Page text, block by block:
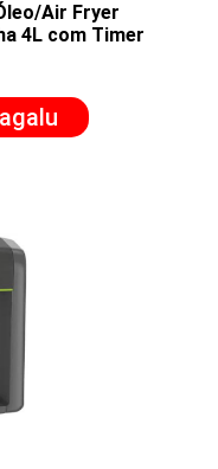
Air Fryer
4L com Timer